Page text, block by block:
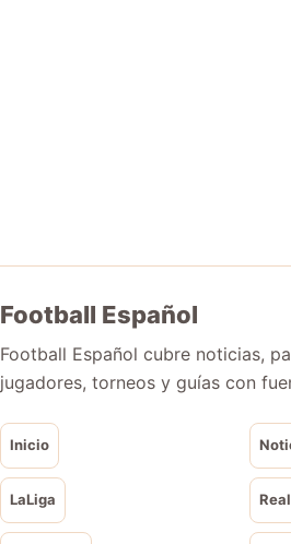
Football Español
Football Español cubre noticias,
jugadores, torneos y guías con
Inicio
LaLiga